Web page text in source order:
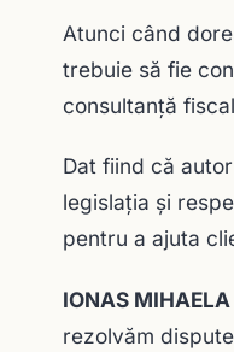
Atunci când
trebuie să fie
consultanță
Dat fiind că
legislația și
pentru a ajuta
IONAS
rezolvăm